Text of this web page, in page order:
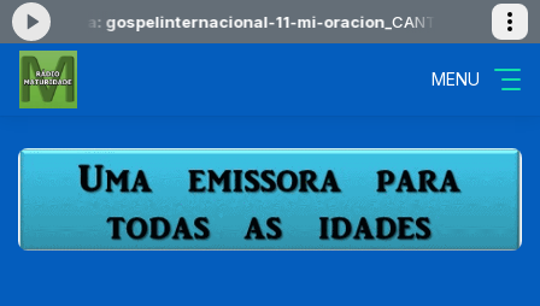
agora: gospelinternacional-11-mi-oracion_CANTOS DOS
MENU